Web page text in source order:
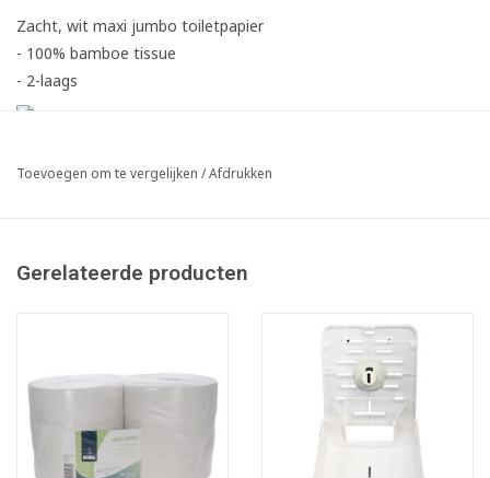
Zacht, wit maxi jumbo toiletpapier
- 100% bamboe tissue
- 2-laags
Toevoegen om te vergelijken /Afdrukken
Gerelateerde producten